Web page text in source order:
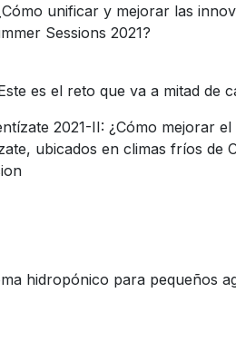
unificar y mejorar las
Sessions 2021?
es el reto que va a mitad de
2021-II: ¿Cómo mejorar
ubicados en climas fríos de
hidropónico para pequeños